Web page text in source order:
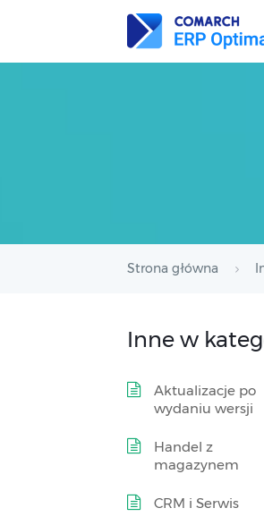
Strona główna
Inne w
Aktualizacje po
wydaniu wersji
Handel z
magazynem
CRM i Serwis